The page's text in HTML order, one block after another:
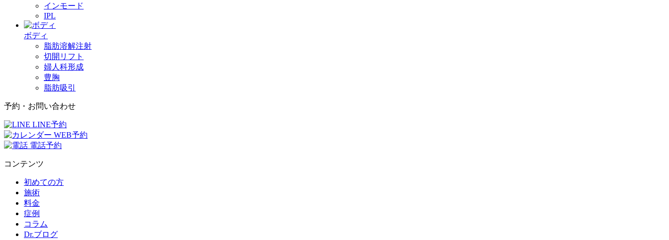
インモード
IPL
ボディ
脂肪溶解注射
切開リフト
婦人科形成
豊胸
脂肪吸引
予約・お問い合わせ
LINE予約
WEB予約
電話予約
コンテンツ
初めての方
施術
料金
症例
コラム
Dr.ブログ